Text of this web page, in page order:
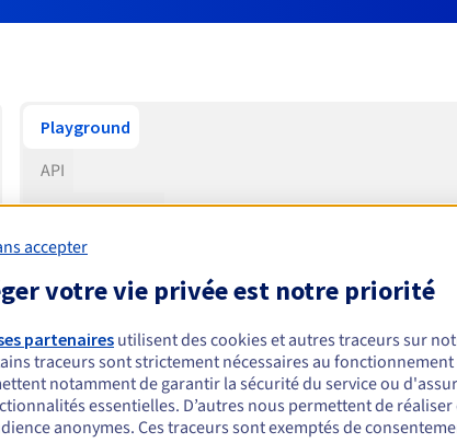
Playground
API
Documentation
Tutoriels
accepter
votre vie privée est notre priorité
partenaires utilisent des cookies et autres traceurs sur
traceurs sont strictement nécessaires au fonctionnement
notamment de garantir la sécurité du service ou
essentielles. D’autres nous permettent de réaliser
anonymes. Ces traceurs sont exemptés de